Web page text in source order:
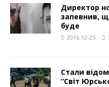
Директор
запевнив,
буде
2016-12-25
Стали
“Світ